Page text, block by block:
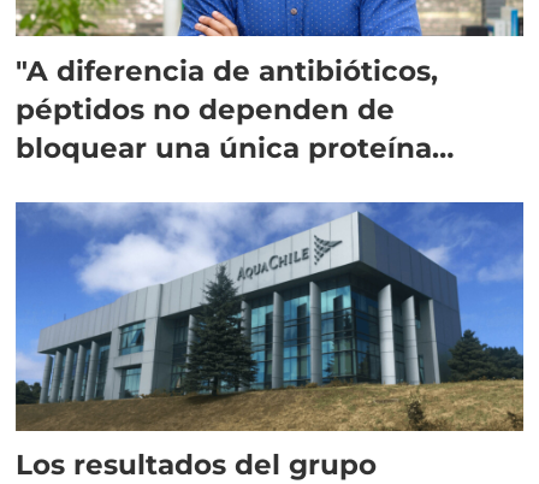
"A diferencia de antibióticos,
péptidos no dependen de
bloquear una única proteína
Los resultados del grupo